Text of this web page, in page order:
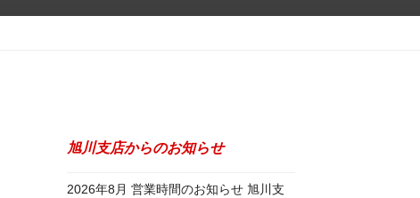
旭川支店からのお知らせ
2026年8月 営業時間のお知らせ 旭川支